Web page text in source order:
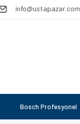
info@ustapazar.com
Bosch Profesyonel